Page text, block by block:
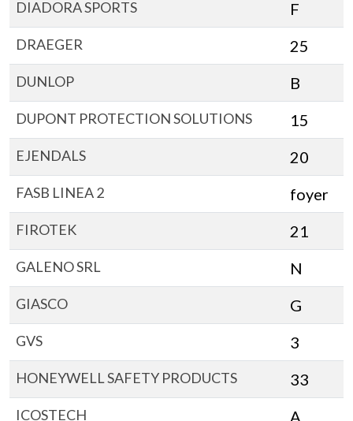
DIADORA SPORTS F
DRAEGER 25
DUNLOP B
DUPONT PROTECTION SOLUTIONS 15
EJENDALS 20
FASB LINEA 2 foyer
FIROTEK 21
GALENO SRL N
GIASCO G
GVS 3
HONEYWELL SAFETY PRODUCTS 33
ICOSTECH A